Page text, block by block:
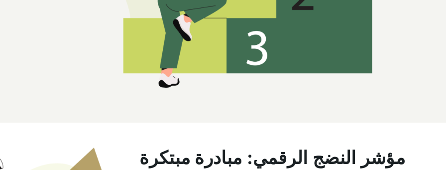
مؤشر النضج الرقمي: مبادرة مبتكرة